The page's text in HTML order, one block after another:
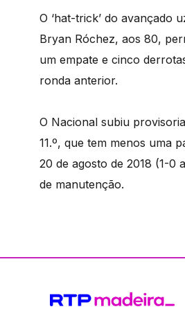
O ‘hat-trick’ do avançado
Bryan Róchez, aos 80,
um empate e cinco
ronda anterior.
O Nacional subiu
11.º, que tem menos uma
20 de agosto de 2018 (1-0
de manutenção.